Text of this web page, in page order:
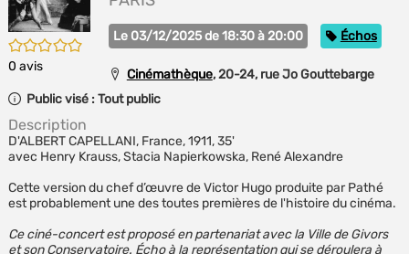
/5
0 avis
Le 03/12/2025 de 18:30 à 20:00 Catégorie
Échos
Cinémathèque, 20-24, rue Jo Gouttebarge
Public visé :Tout public
Description
D'ALBERT CAPELLANI, France, 1911, 35'
avec Henry Krauss, Stacia Napierkowska, René Alexandre
Cette version du chef d’œuvre de Victor Hugo produite par Pathé
est probablement une des toutes premières de l'histoire du cinéma.
Ce ciné-concert est proposé en partenariat avec la Ville de Givors
et son Conservatoire. Écho à la représentation qui se déroulera à